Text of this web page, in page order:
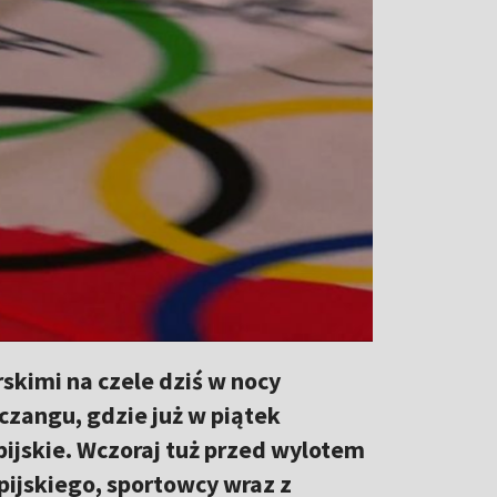
na czele dziś w nocy
gdzie już w piątek
Wczoraj tuż przed wylotem
sportowcy wraz z